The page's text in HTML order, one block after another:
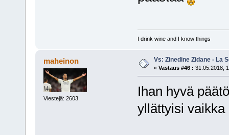
I drink wine and I know things
maheinon
Viestejä: 2603
Vs: Zinedine Zidane - La
« Vastaus #46 : 31.05.2018,
Ihan hyvä
yllättyisi